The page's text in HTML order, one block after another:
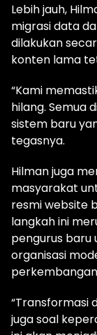
Lebih jauh,
migrasi data
dilakukan
konten lama
“Kami
hilang. Semua
sistem baru
tegasnya.
Hilman juga
masyarakat
resmi website
langkah ini
pengurus baru
organisasi
“Transformasi
juga soal